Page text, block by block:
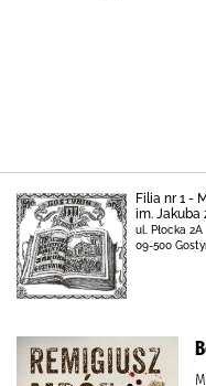
Filia nr 1 -
im. Jakuba
ul. Płocka 2A
09-500